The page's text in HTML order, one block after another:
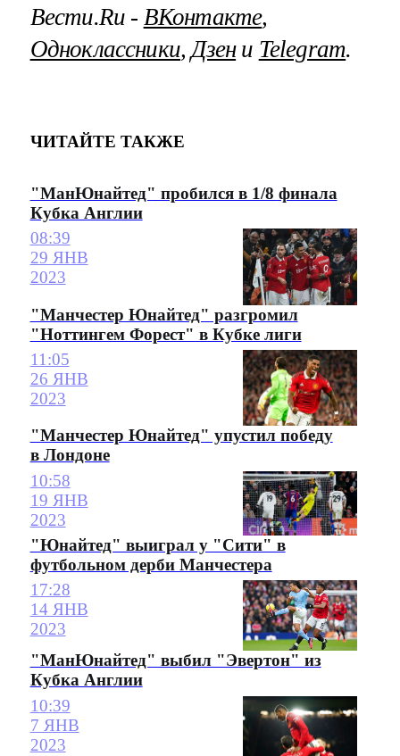
Вести.Ru ‐ ВКонтакте,
Одноклассники, Дзени Telegram.
ЧИТАЙТЕ ТАКЖЕ
"МанЮнайтед" пробился в 1/8 финала
Кубка Англии
08:39
29 ЯНВ
2023
"Манчестер Юнайтед" разгромил
"Ноттингем Форест" в Кубке лиги
11:05
26 ЯНВ
2023
"Манчестер Юнайтед" упустил победу
в Лондоне
10:58
19 ЯНВ
2023
"Юнайтед" выиграл у "Сити" в
футбольном дерби Манчестера
17:28
14 ЯНВ
2023
"МанЮнайтед" выбил "Эвертон" из
Кубка Англии
10:39
7 ЯНВ
2023